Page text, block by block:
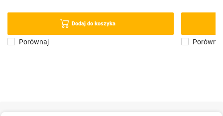
Dodaj do koszyka
Porównaj Porównaj